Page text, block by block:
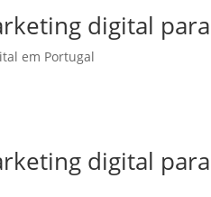
digital
em Portugal
digital